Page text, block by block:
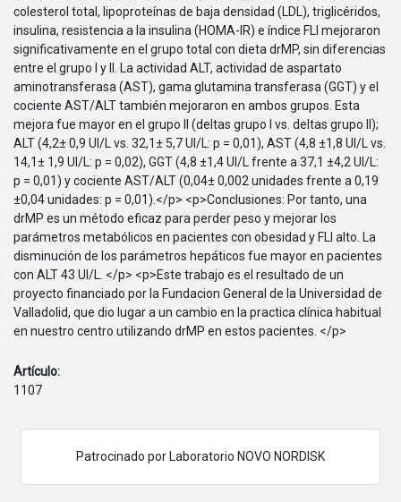
colesterol total, lipoproteínas de baja densidad (LDL), triglicéridos,
insulina, resistencia a la insulina (HOMA-IR) e índice FLI mejoraron
significativamente en el grupo total con dieta drMP, sin diferencias
entre el grupo I y II. La actividad ALT, actividad de aspartato
aminotransferasa (AST), gama glutamina transferasa (GGT) y el
cociente AST/ALT también mejoraron en ambos grupos. Esta
mejora fue mayor en el grupo II (deltas grupo I vs. deltas grupo II);
ALT (4,2± 0,9 UI/L vs. 32,1± 5,7 UI/L: p = 0,01), AST (4,8 ±1,8 UI/L vs.
14,1± 1,9 UI/L: p = 0,02), GGT (4,8 ±1,4 UI/L frente a 37,1 ±4,2 UI/L:
p = 0,01) y cociente AST/ALT (0,04± 0,002 unidades frente a 0,19
±0,04 unidades: p = 0,01).</p> <p>Conclusiones: Por tanto, una
drMP es un método eficaz para perder peso y mejorar los
parámetros metabólicos en pacientes con obesidad y FLI alto. La
disminución de los parámetros hepáticos fue mayor en pacientes
con ALT 43 UI/L. </p> <p>Este trabajo es el resultado de un
proyecto financiado por la Fundacion General de la Universidad de
Valladolid, que dio lugar a un cambio en la practica clínica habitual
en nuestro centro utilizando drMP en estos pacientes. </p>
Artículo:
1107
Patrocinado por Laboratorio NOVO NORDISK